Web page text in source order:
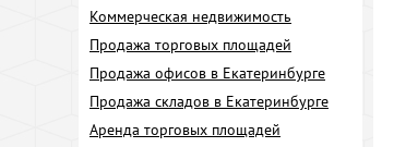
Коммерческая недвижимость
Продажа торговых площадей
Продажа офисов в Екатеринбурге
Продажа складов в Екатеринбурге
Аренда торговых площадей